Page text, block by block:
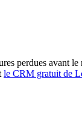
perdues avant
le CRM gratuit de